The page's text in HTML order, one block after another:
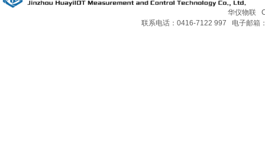
华仪物联
联系电话：0416-7122 997 电子邮箱